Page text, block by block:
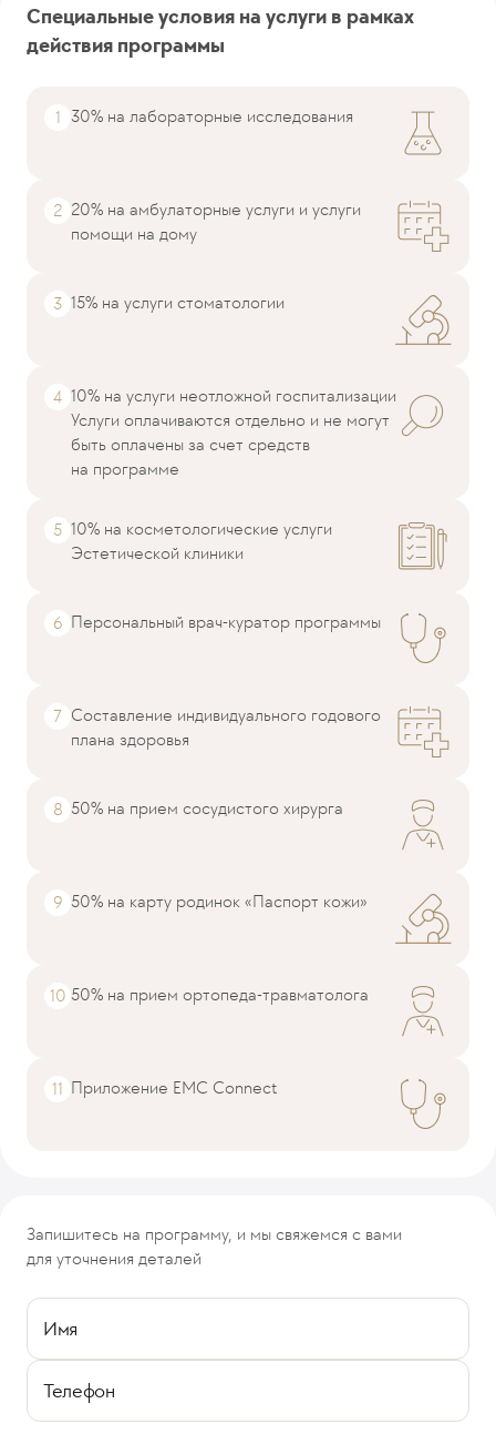
Специальные условия на услуги в рамках
действия программы
30% на лабораторные исследования
20% на амбулаторные услуги и услуги
помощи на дому
15% на услуги стоматологии
10% на услуги неотложной госпитализации
Услуги оплачиваются отдельно и не могут
быть оплачены за счет средств
на программе
10% на косметологические услуги
Эстетической клиники
Персональный врач-куратор программы
Составление индивидуального годового
плана здоровья
50% на прием сосудистого хирурга
50% на карту родинок «Паспорт кожи»
50% на прием ортопеда-травматолога
Приложение EMC Connect
Запишитесь на программу, и мы свяжемся с вами
для уточнения деталей
Имя
Телефон